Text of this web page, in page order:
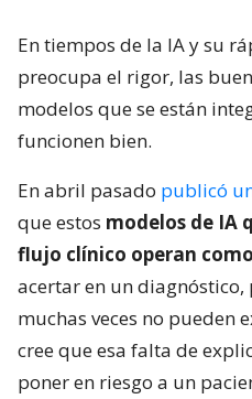
En tiempos de la IA y su
preocupa el rigor, las
modelos que se están
funcionen bien.
En abril pasado publicó
que estos modelos de IA
flujo clínico operan
acertar en un
muchas veces no pueden
cree que esa falta de
poner en riesgo a un